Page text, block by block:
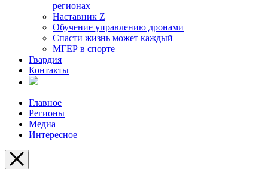
регионах
Наставник Z
Обучение управлению дронами
Спасти жизнь может каждый
МГЕР в спорте
Гвардия
Контакты
Главное
Регионы
Медиа
Интересное